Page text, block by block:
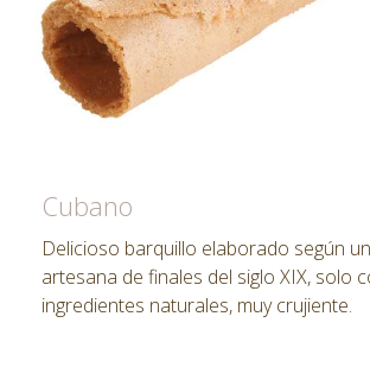
Cubano
Delicioso barquillo elaborado según
artesana de finales del siglo XIX, solo
ingredientes naturales, muy crujiente.